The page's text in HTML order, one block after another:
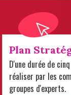
Plan
D'une durée de
réaliser par les
groupes d'experts.